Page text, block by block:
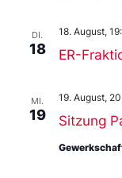
DI.
18 ER-
18. August,
MI.
19 Sitzung
19. August,